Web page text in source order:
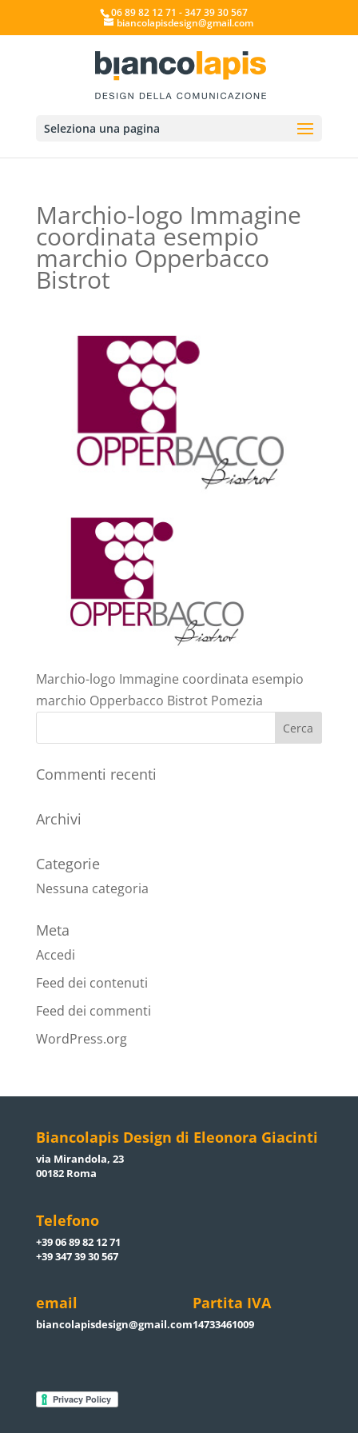
06 89 82 12 71 - 347 39 30 567
biancolapisdesign@gmail.com
Seleziona una pagina
Marchio-logo Immagine
coordinata esempio
marchio Opperbacco
Bistrot
Marchio-logo Immagine coordinata esempio
marchio Opperbacco Bistrot Pomezia
Commenti recenti
Archivi
Categorie
Nessuna categoria
Meta
Accedi
Feed dei contenuti
Feed dei commenti
WordPress.org
Biancolapis Design di Eleonora Giacinti
via Mirandola, 23
00182 Roma
Telefono
+39 06 89 82 12 71
+39 347 39 30 567
email
biancolapisdesign@gmail.com
Partita IVA
14733461009